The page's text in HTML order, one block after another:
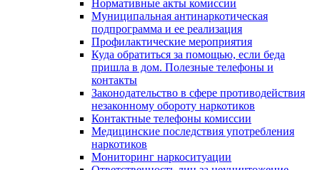
Нормативные акты комиссии
Муниципальная антинаркотическая
подпрограмма и ее реализация
Профилактические мероприятия
Куда обратиться за помощью, если беда
пришла в дом. Полезные телефоны и
контакты
Законодательство в сфере противодействия
незаконному обороту наркотиков
Контактные телефоны комиссии
Медицинские последствия употребления
наркотиков
Мониторинг наркоситуации